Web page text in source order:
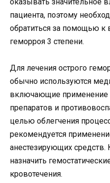
пациента, поэтому
обратиться за помощью к
геморроя 3 степени.
Для лечения острого
обычно используются
включающие
препаратов и
целью облегчения
рекомендуется
анестезирующих
назначить
кровотечения.